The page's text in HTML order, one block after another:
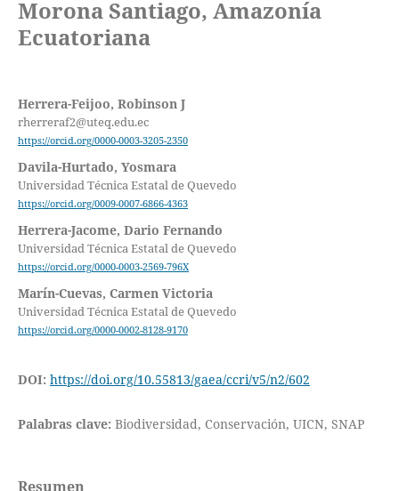
Morona Santiago, Amazonía
Ecuatoriana
Herrera-Feijoo, Robinson J
rherreraf2@uteq.edu.ec
https://orcid.org/0000-0003-3205-2350
Davila-Hurtado, Yosmara
Universidad Técnica Estatal de Quevedo
https://orcid.org/0009-0007-6866-4363
Herrera-Jacome, Dario Fernando
Universidad Técnica Estatal de Quevedo
https://orcid.org/0000-0003-2569-796X
Marín-Cuevas, Carmen Victoria
Universidad Técnica Estatal de Quevedo
https://orcid.org/0000-0002-8128-9170
DOI: https://doi.org/10.55813/gaea/ccri/v5/n2/602
Palabras clave: Biodiversidad, Conservación, UICN, SNAP
Resumen